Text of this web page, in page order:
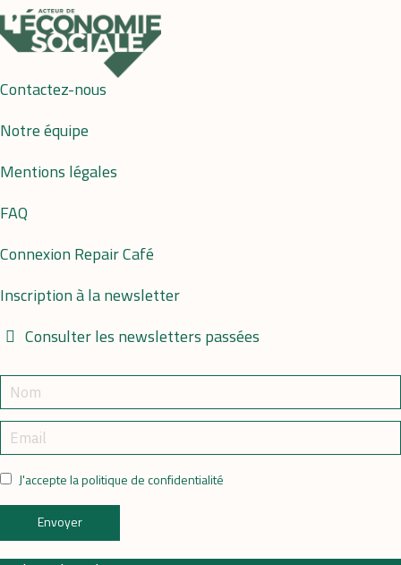
Contactez-nous
Notre équipe
Mentions légales
FAQ
Connexion Repair Café
Inscription à la newsletter
Consulter les newsletters passées
J'accepte la politique de confidentialité
Envoyer